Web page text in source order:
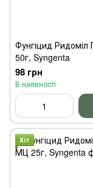
Фунгіцид
50г, Syngenta
98 грн
В наявності
Хіт